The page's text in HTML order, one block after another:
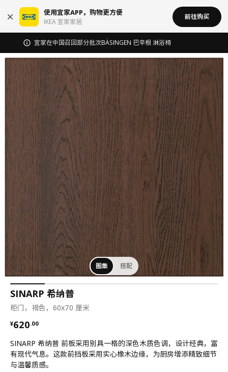
使用宜家APP，购物更方便
IKEA 宜家家居
前往购买
宜家在中国召回部分批次BÄSINGEN 巴辛根 淋浴椅
图集 搭配
SINARP 希纳普
柜门，褐色，60x70 厘米
¥620.00
¥ 620.00
SINARP 希纳普 前板采用别具一格的深色木质色调，设计经典，富
有现代气息。这款前挡板采用实心橡木边缘，为厨房增添精致细节
与温馨质感。